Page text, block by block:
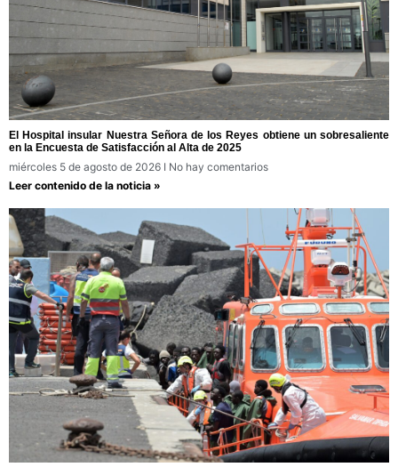
El Hospital insular Nuestra Señora de los Reyes obtiene un sobresaliente
en la Encuesta de Satisfacción al Alta de 2025
miércoles 5 de agosto de 2026
No hay comentarios
Leer contenido de la noticia »